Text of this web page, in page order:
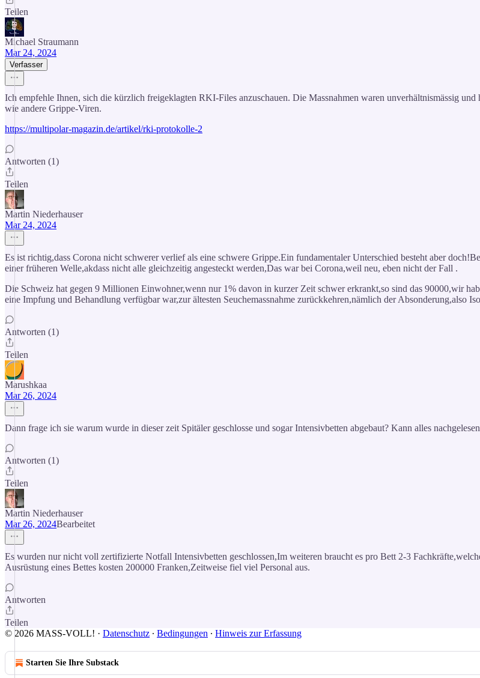
Teilen
Michael Straumann
Mar 24, 2024
Verfasser
Ich empfehle Ihnen, sich die kürzlich freigeklagten RKI-Files anzuschauen. Die Massnahmen waren unverhältnismässig
wie andere Grippe-Viren.
https://multipolar-magazin.de/artikel/rki-protokolle-2
Antworten (1)
Teilen
Martin Niederhauser
Mar 24, 2024
Es ist richtig,dass Corona nicht schwerer verlief als eine schwere Grippe.Ein fundamentaler Unterschied besteht aber
einer früheren Welle,akdass nicht alle gleichzeitig angesteckt werden,Das war bei Corona,weil neu, eben nicht der Fall .
Die Schweiz hat gegen 9 Millionen Einwohner,wenn nur 1% davon in kurzer Zeit schwer erkrankt,so sind das 90000,wir
eine Impfung und Behandlung verfügbar war,zur ältesten Seuchemassnahme zurückkehren,nämlich der Absonderung,also
Antworten (1)
Teilen
Marushkaa
Mar 26, 2024
Dann frage ich sie warum wurde in dieser zeit Spitäler geschlosse und sogar Intensivbetten abgebaut? Kann alles
Antworten (1)
Teilen
Martin Niederhauser
Mar 26, 2024Bearbeitet
Es wurden nur nicht voll zertifizierte Notfall Intensivbetten geschlossen,Im weiteren braucht es pro Bett 2-3
Ausrüstung eines Bettes kosten 200000 Franken,Zeitweise fiel viel Personal aus.
Antworten
Teilen
© 2026 MASS-VOLL! · Datenschutz ∙ Bedingungen ∙ Hinweis zur Erfassung
Starten Sie Ihre Substack